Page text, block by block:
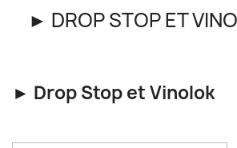
► DROP STOP ET
► Drop Stop et Vinolok